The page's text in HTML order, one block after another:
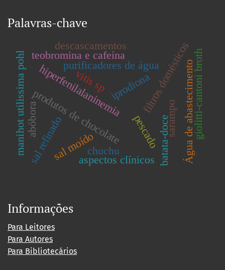
Palavras-chave
pescado
hiperfenilalaninemia filtros domésticos
purificadores de água Água de abastecimento
produtos de chocolate
teobromina e cafeína
sal refinadosal moído
giolitti-cantoni broth
manihot utilissima pohlabóbora
chuchu batata-doce
vitis sp
aspectos clínicos
iprodiona
descascamentos
sarampo
Informações
Para Leitores
Para Autores
Para Bibliotecários